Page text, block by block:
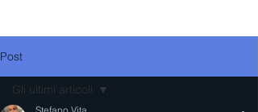
Post
Gli ultimi articoli